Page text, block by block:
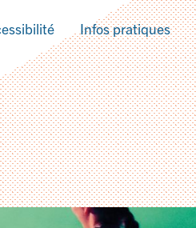
Infos pratiques